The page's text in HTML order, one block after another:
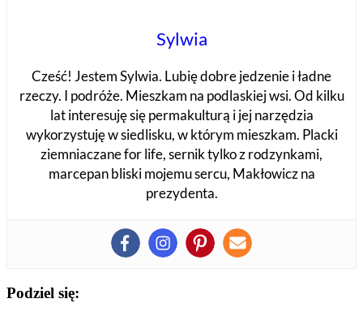
Sylwia
Cześć! Jestem Sylwia. Lubię dobre jedzenie i ładne
rzeczy. I podróże. Mieszkam na podlaskiej wsi. Od kilku
lat interesuję się permakulturą i jej narzędzia
wykorzystuję w siedlisku, w którym mieszkam. Placki
ziemniaczane for life, sernik tylko z rodzynkami,
marcepan bliski mojemu sercu, Makłowicz na
prezydenta.
Podziel się: